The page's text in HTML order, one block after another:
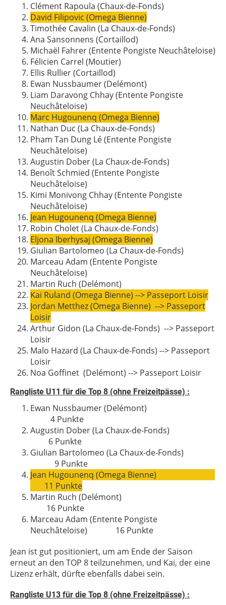
Clément Rapoula (Chaux-de-Fonds)
David Filipovic (Omega Bienne)
Timothée Cavalin (La Chaux-de-Fonds)
Ana Sansonnens (Cortaillod)
Michaël Fahrer (Entente Pongiste Neuchâteloise)
Félicien Carrel (Moutier)
Ellis Rullier (Cortaillod)
Ewan Nussbaumer (Delémont)
Liam Daravong Chhay(Entente Pongiste
Neuchâteloise)
Marc Hugounenq (Omega Bienne)
Nathan Duc (La Chaux-de-Fonds)
Pham Tan Dung Lé(Entente Pongiste
Neuchâteloise)
Augustin Dober(La Chaux-de-Fonds)
Benoît Schmied (Entente Pongiste
Neuchâteloise)
Kimi Monivong Chhay(Entente Pongiste
Neuchâteloise)
Jean Hugounenq (Omega Bienne)
Robin Cholet(La Chaux-de-Fonds)
Eljona Iberhysaj (Omega Bienne)
Giulian Bartolomeo (La Chaux-de-Fonds)
Marceau Adam (Entente Pongiste
Neuchâteloise)
Martin Ruch (Delémont)
Kai Ruland (Omega Bienne) --> Passeport Loisir
Jordan Metthez (Omega Bienne) --> Passeport
Loisir
Arthur Gidon (La Chaux-de-Fonds) --> Passeport
Loisir
Malo Hazard (La Chaux-de-Fonds) --> Passeport
Loisir
Noa Goffinet (Delémont) --> Passeport Loisir
Rangliste U11 für die Top 8 (ohne Freizeitpässe) :
Ewan Nussbaumer (Delémont)
4 Punkte
Augustin Dober(La Chaux-de-Fonds)
6 Punkte
Giulian Bartolomeo (La Chaux-de-Fonds)
9 Punkte
Jean Hugounenq (Omega Bienne)
11 Punkte
Martin Ruch (Delémont)
16 Punkte
Marceau Adam (Entente Pongiste
Neuchâteloise) 16 Punkte
Jean ist gut positioniert, um am Ende der Saison
erneut an den TOP 8 teilzunehmen, und Kai, der eine
Lizenz erhält, dürfte ebenfalls dabei sein.
Rangliste U13 für die Top 8 (ohne Freizeitpässe) :